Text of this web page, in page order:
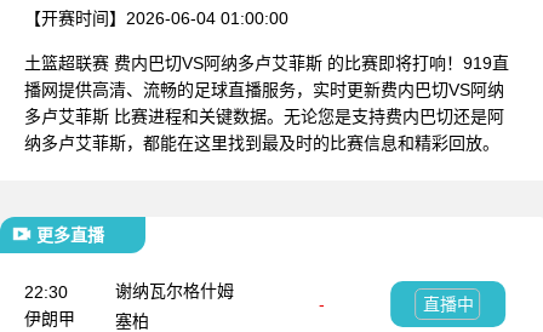
【开赛时间】 2026-06-04 01:00:00
土篮超联赛 费内巴切VS阿纳多卢艾菲斯 的比赛即将打响！919直
播网提供高清、流畅的足球直播服务，实时更新费内巴切VS阿纳
多卢艾菲斯 比赛进程和关键数据。无论您是支持费内巴切还是阿
纳多卢艾菲斯，都能在这里找到最及时的比赛信息和精彩回放。
更多直播
22:30
伊朗甲
谢纳瓦尔格什姆
-
塞柏
直播中